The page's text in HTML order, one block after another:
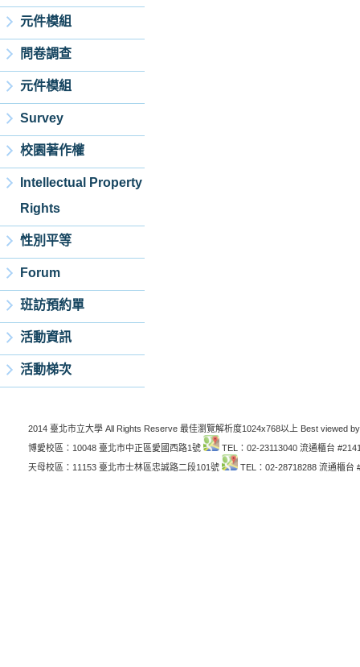
元件模組
問卷調查
元件模組
Survey
校園著作權
Intellectual Property
Rights
性別平等
Forum
班訪預約單
活動資訊
活動梯次
2014 臺北市立大學 All Rights Reserve 最佳瀏覽解析度1024x768以上 Best viewed
博愛校區：10048 臺北市中正區愛國西路1號
TEL：02-23113040 流通櫃台
天母校區：11153 臺北市士林區忠誠路二段101號
TEL：02-28718288 流通櫃台